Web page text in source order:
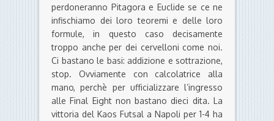
perdoneranno Pitagora e Euclide se ce ne
infischiamo dei loro teoremi e delle loro
formule, in questo caso decisamente
troppo anche per dei cervelloni come noi.
Ci bastano le basi: addizione e sottrazione,
stop. Ovviamente con calcolatrice alla
mano, perchè per ufficializzare l’ingresso
alle Final Eight non bastano dieci dita. La
vittoria del Kaos Futsal a Napoli per 1-4 ha